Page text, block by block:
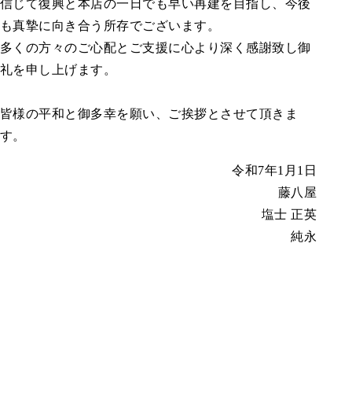
信じて復興と本店の一日でも早い再建を目指し、今後
も真摯に向き合う所存でございます。
多くの方々のご心配とご支援に心より深く感謝致し御
礼を申し上げます。
皆様の平和と御多幸を願い、ご挨拶とさせて頂きま
す。
令和7年1月1日
藤八屋
塩士 正英
純永